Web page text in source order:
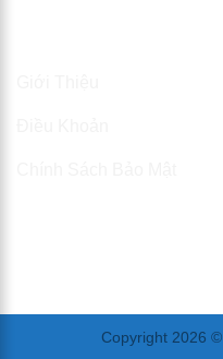
Copyright 2026 ©